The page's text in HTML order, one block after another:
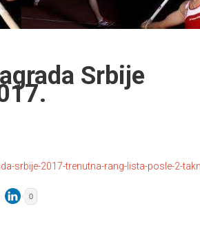
Srbije
srbije-2017-trenutna-rang-lista-posle-2-
0